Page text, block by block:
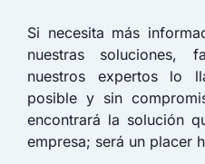
Si necesita más
nuestras soluciones,
nuestros expertos lo
posible y sin
encontrará la solución
empresa; será un placer